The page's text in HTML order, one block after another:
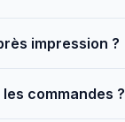
impression ?
commandes ?